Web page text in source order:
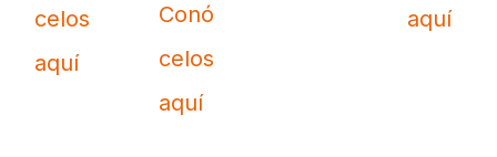
celos
aquí
Conó
celos
aquí
aquí